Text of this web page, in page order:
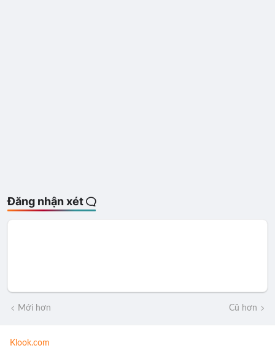
Đăng nhận xét
Mới hơn Cũ hơn
Klook.com